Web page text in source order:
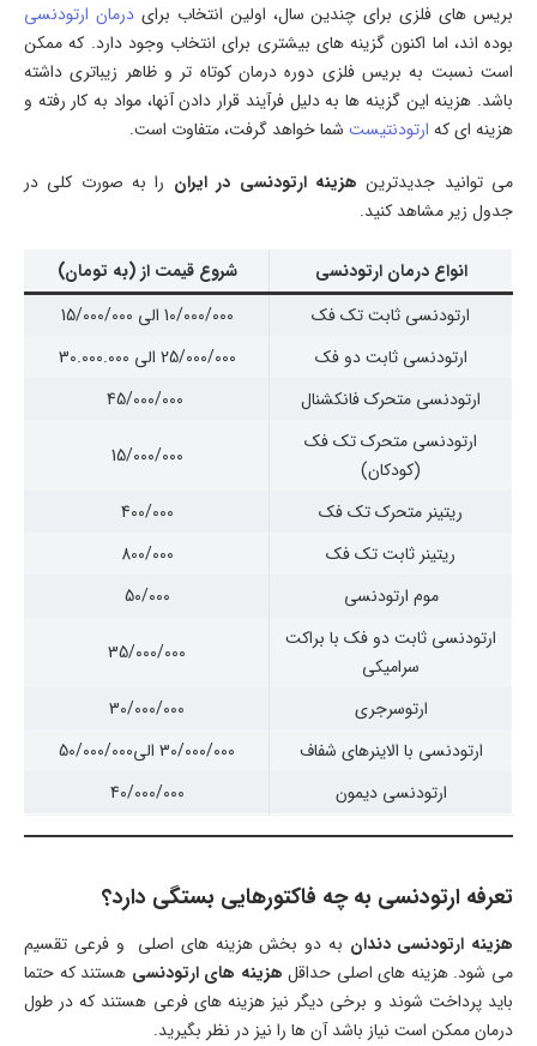
بریس های فلزی برای چندین سال، اولین انتخاب برایدرمان ارتودنسی
بوده اند، اما اکنون گزینه های بیشتری برای انتخاب وجود دارد. که ممکن
است نسبت به بریس فلزی دوره درمان کوتاه ‌تر و ظاهر زیباتری داشته
باشد. هزینه این گزینه ها به دلیل فرآیند قرار دادن آنها، مواد به کار رفته و
هزینه ای که ارتودنتیست شما خواهد گرفت، متفاوت است.
می توانید جدیدترین هزینه ارتودنسی در ایران را به صورت کلی در
جدول زیر مشاهد کنید.
انواع درمان ارتودنسی
شروع قیمت از (به تومان)
ارتودنسی ثابت تک فک
10/000/000 الی 15/000/000
ارتودنسی ثابت دو فک
25/000/000 الی 30.000.000
ارتودنسی متحرک فانکشنال
ارتودنسی متحرک تک فک
(کودکان)
15/000/000
ریتینر متحرک تک فک
400/000
ریتینر ثابت تک فک
800/000
موم ارتودنسی
50/000
ارتودنسی ثابت دو فک با براکت
سرامیکی
35/000/000
ارتوسرجری
30/000/000
ارتودنسی با الاینرهای شفاف
30/000/000 الی50/000/000
ارتودنسی دیمون
40/000/000
تعرفه ارتودنسی به چه فاکتورهایی بستگی دارد؟
هزینه ارتودنسی دندان به دو بخش هزینه های اصلی و فرعی تقسیم
می شود. هزینه های اصلی حداقل هزینه های ارتودنسی هستند که حتما
باید پرداخت شوند و برخی دیگر نیز هزینه های فرعی هستند که در طول
درمان ممکن است نیاز باشد آن ها را نیز در نظر بگیرید.